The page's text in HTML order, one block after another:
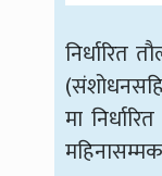
निर्धारित
मा